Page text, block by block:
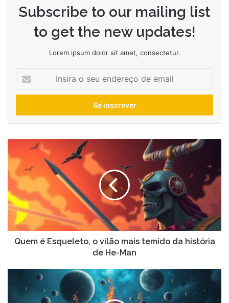
Subscribe to our mailing list
to get the new updates!
Lorem ipsum dolor sit amet, consectetur.
seu
de
é
Esqueleto,
o
vilão
mais
temido
história
deQuem é Esqueleto, o vilão mais temido da história
de He-Man